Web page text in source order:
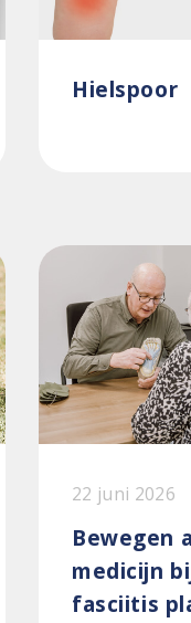
Hielspoor
22 juni 2026
Bewegen
medicijn
fasciitis